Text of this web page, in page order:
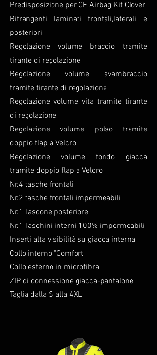
Predisposizione per CE Airbag Kit Clover
Rifrangenti laminati frontali,laterali e
posteriori
Regolazione volume braccio tramite
tirante di regolazione
Regolazione volume avambraccio
tramite tirante di regolazione
Regolazione volume vita tramite tirante
di regolazione
Regolazione volume polso tramite
doppio flap a Velcro
Regolazione volume fondo giacca
tramite doppio flap a Velcro
Nr.4 tasche frontali
Nr.2 tasche frontali impermeabili
Nr.1 Tascone posteriore
Nr.1 Taschini interni 100% impermeabili
Inserti alta visibilità su giacca interna
Collo interno "Comfort"
Collo esterno in microfibra
ZIP di connessione giacca-pantalone
Taglia dalla S alla 4XL